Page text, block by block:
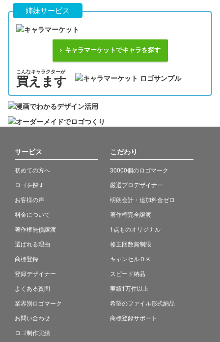
姉妹サービス
キャラマーケットでキャラを探す
こんなキャラクターが
買えます
サービス
初めての方へ
ロゴを探す
お客様の声
料金について
著作権無償譲渡
選ばれる理由
商標登録
登録デザイナー
よくある質問
業界別ロゴマーク
お問い合わせ
ロゴ制作実績
こだわり
30000個のロゴマーク
厳選プロデザイナー
明朗会計・追加料金ゼロ
著作権完全譲渡
1点ものオリジナル
修正回数無制限
キャンセルＯＫ
スピード納品
実績1万件以上
希望のファイル形式納品
商標登録サポート